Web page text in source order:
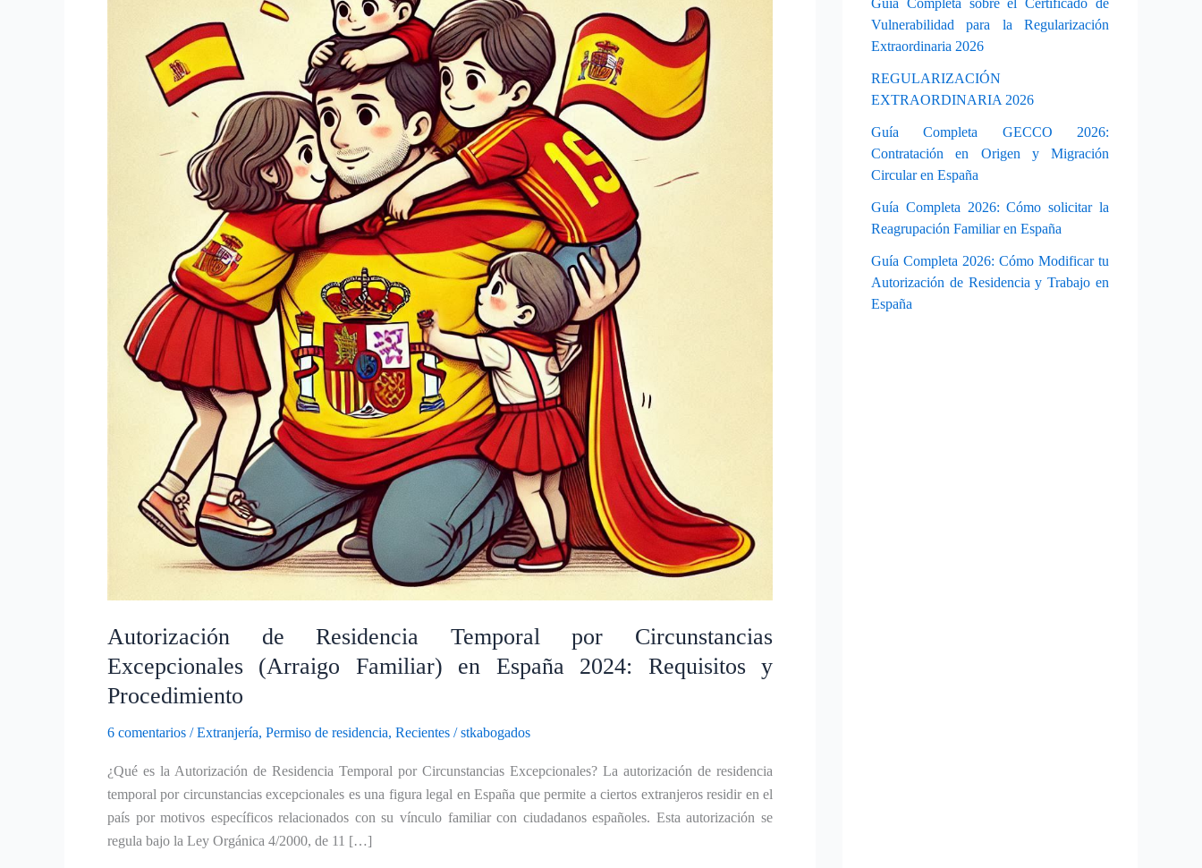
Autorización de Residencia Temporal por Circunstancias
Excepcionales (Arraigo Familiar) en España 2024: Requisitos y
Procedimiento
6 comentarios /Extranjería, Permiso de residencia, Recientes /stkabogados
¿Qué es la Autorización de Residencia Temporal por Circunstancias Excepcionales? La autorización de residencia
temporal por circunstancias excepcionales es una figura legal en España que permite a ciertos extranjeros residir en el
país por motivos específicos relacionados con su vínculo familiar con ciudadanos españoles. Esta autorización se
regula bajo la Ley Orgánica 4/2000, de 11 […]
Circunstancias
Excepcionales
Procedimiento
Guía Completa sobre el Certificado de
Vulnerabilidad para la Regularización
Extraordinaria 2026
REGULARIZACIÓN
EXTRAORDINARIA 2026
Guía Completa GECCO 2026:
Contratación en Origen y Migración
Circular en España
Guía Completa 2026: Cómo solicitar la
Reagrupación Familiar en España
Guía Completa 2026: Cómo Modificar tu
Autorización de Residencia y Trabajo en
España